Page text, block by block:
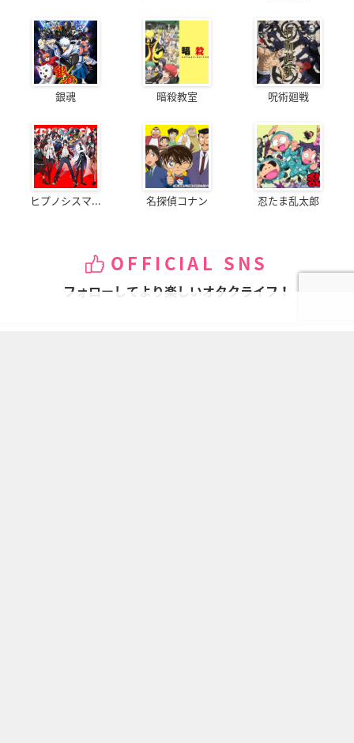
銀魂 暗殺教室 呪術廻戦
ヒプノシスマ... 名探偵コナン 忍たま乱太郎
OFFICIAL SNS
フォローしてより楽しいオタクライフ！